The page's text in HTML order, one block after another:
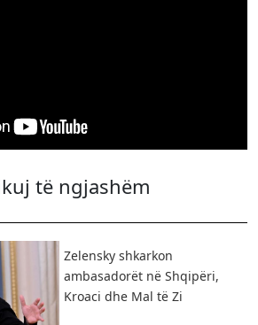
të ngjashëm
Zelensky shkarkon
ambasadorët në Shqipëri,
Kroaci dhe Mal të Zi